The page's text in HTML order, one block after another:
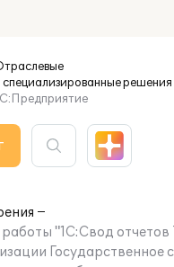
специализированныерешения
"1С:Свод отчетов
Государственное